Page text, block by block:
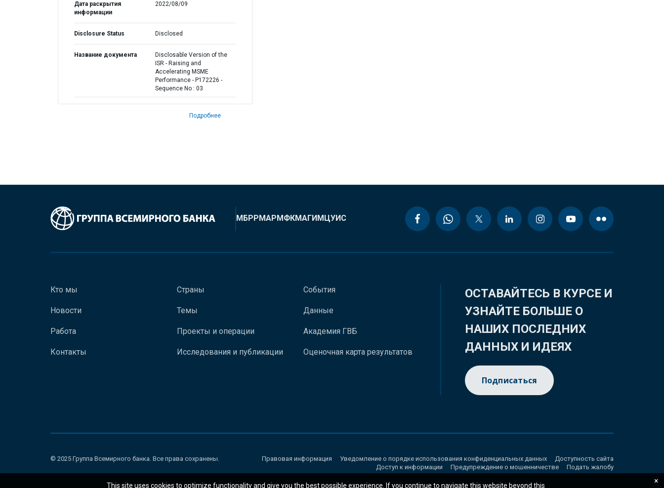
Дата раскрытия
информации
2022/08/09
Disclosure Status Disclosed
Название документа
Disclosable Version of the
ISR - Raising and
Accelerating MSME
Performance - P172226 -
Sequence No : 03
Подробнее
МБРРМАРМФКМАГИМЦУИС
Кто мы
Новости
Работа
Контакты
Страны
Темы
Проекты и операции
Исследования и публикации
События
Данные
Академия ГВБ
Оценочная карта результатов
ОСТАВАЙТЕСЬ В КУРСЕ И
УЗНАЙТЕ БОЛЬШЕ О
НАШИХ ПОСЛЕДНИХ
ДАННЫХ И ИДЕЯХ
Подписаться
© 2025 Группа Всемирного банка. Все права сохранены. Правовая информация Уведомление о порядке использования конфиденциальных данных
Доступность сайта
Доступ к информации
Предупреждение о мошенничестве Подать жалобу
This site uses cookies to optimize functionality and give you the best possible experience. If you continue to navigate this website beyond this ×